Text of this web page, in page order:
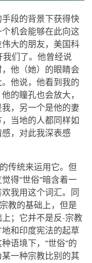
段的背景下获得快
机会能够在此向这
大的朋友，美国科
我们了。他曾经说
他（她）的眼睛会
他说，他看到我的
的瞳孔也会放大，
，另一个是他的妻
当地的人都同样如
，对此我深表感
传统来运用它。但
得“世俗”暗含着一
我用这个词汇。同
教的基础上，但是
；它并不是反-宗教
和印度宪法的起草
语境下，“世俗”的
一种宗教比别的其